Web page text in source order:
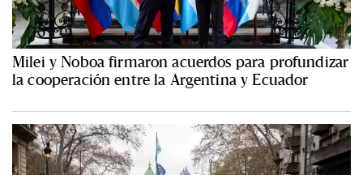
Milei y Noboa firmaron acuerdos para profundizar
la cooperación entre la Argentina y Ecuador